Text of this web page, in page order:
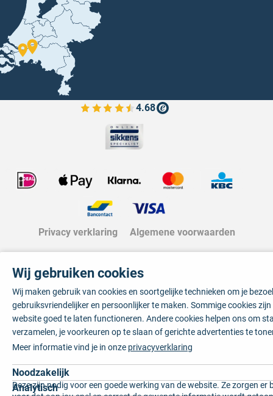
4.68
Bekijk de verfplaza beoordelingen
Privacy verklaring Algemene voorwaarden
Wij gebruiken cookies
Wij maken gebruik van cookies en soortgelijke technieken om je
gebruiksvriendelijker en persoonlijker te maken. Sommige cookies
website goed te laten functioneren. Andere cookies helpen ons om
verzamelen, je voorkeuren op te slaan of gerichte advertenties te
Meer informatie vind je in onze privacyverklaring
Noodzakelijk
Deze zijn nodig voor een goede werking van de website. Ze zorgen er
Analytisch